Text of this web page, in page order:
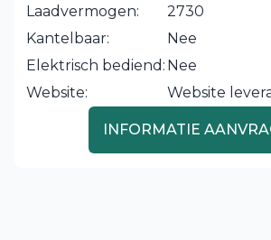
Laadvermogen:
2730
Kantelbaar:
Nee
Elektrisch bediend: Nee
Website:
Website
INFORMATIE